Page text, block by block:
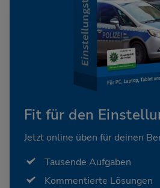
Fit für den
Jetzt online üben für deinen
Tausende Aufgaben
Kommentierte Lösungen